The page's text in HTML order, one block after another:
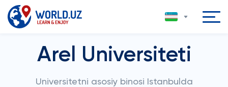
Arel Universiteti
Universitetni asosiy binosi Istanbulda